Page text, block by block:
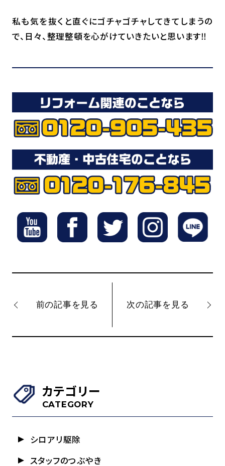
私も気を抜くと直ぐにゴチャゴチャしてきてしまうの
で、日々、整理整頓を心がけていきたいと思います‼
前の記事を見る 次の記事を見る
カテゴリー
CATEGORY
シロアリ駆除
スタッフのつぶやき